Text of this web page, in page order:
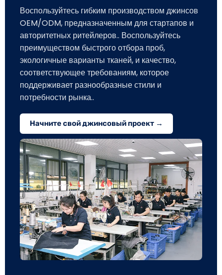
Воспользуйтесь гибким производством джинсов
OEM/ODM, предназначенным для стартапов и
авторитетных ритейлеров.. Воспользуйтесь
преимуществом быстрого отбора проб,
экологичные варианты тканей, и качество,
соответствующее требованиям, которое
поддерживает разнообразные стили и
потребности рынка..
Начните свой джинсовый проект →